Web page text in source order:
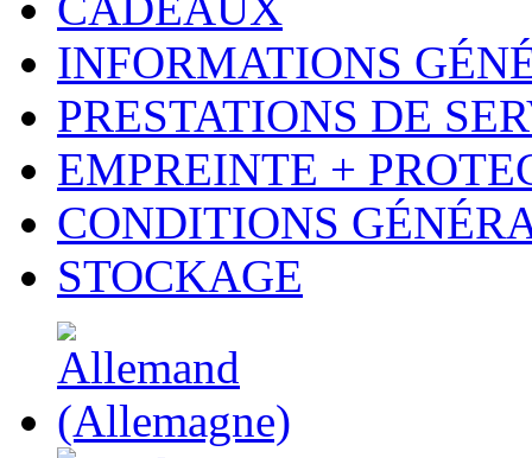
INFORMATIONS
PRESTATIONS DE
EMPREINTE +
CONDITIONS
STOCKAGE